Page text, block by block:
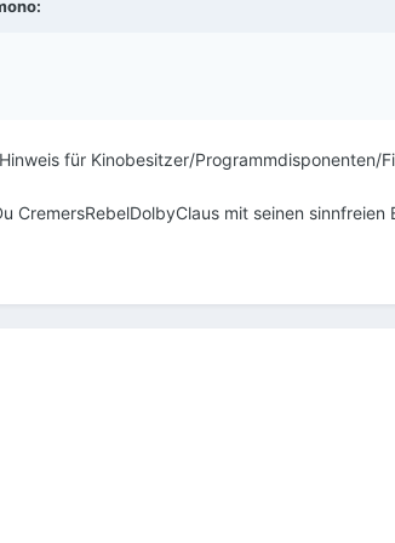
:
für Kinobesitzer/
CremersRebelDolbyClaus mit seinen